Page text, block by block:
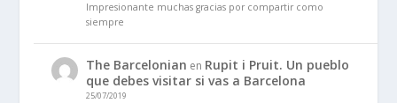
Impresionante muchas gracias por compartir como
siempre
The Barcelonian en Rupit i Pruit. Un pueblo
que debes visitar si vas a Barcelona
25/07/2019